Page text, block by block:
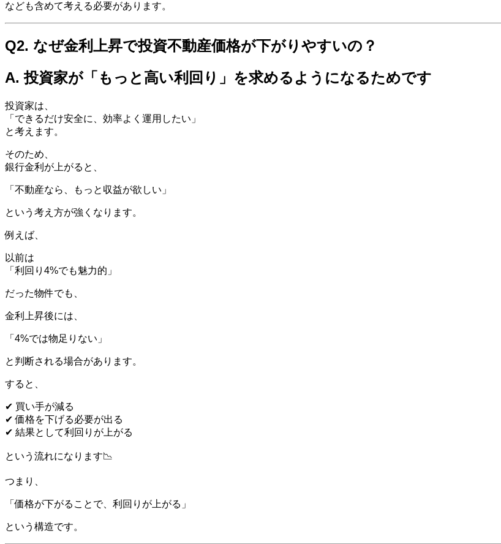
なども含めて考える必要があります。
Q2. なぜ金利上昇で投資不動産価格が下がりやすいの？
A. 投資家が「もっと高い利回り」を求めるようになるためです
投資家は、
「できるだけ安全に、効率よく運用したい」
と考えます。
そのため、
銀行金利が上がると、
「不動産なら、もっと収益が欲しい」
という考え方が強くなります。
例えば、
以前は
「利回り4%でも魅力的」
だった物件でも、
金利上昇後には、
「4%では物足りない」
と判断される場合があります。
すると、
✔ 買い手が減る
✔ 価格を下げる必要が出る
✔ 結果として利回りが上がる
という流れになります📉
つまり、
「価格が下がることで、利回りが上がる」
という構造です。